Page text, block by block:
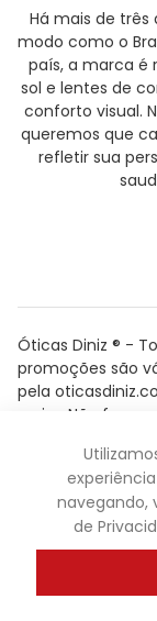
Há mais de
modo como o
país, a marca é
sol e lentes de
conforto visual.
queremos que
refletir sua
Óticas Diniz ® -
promoções são
pela
variar. Não
Powered by
navegando,
de